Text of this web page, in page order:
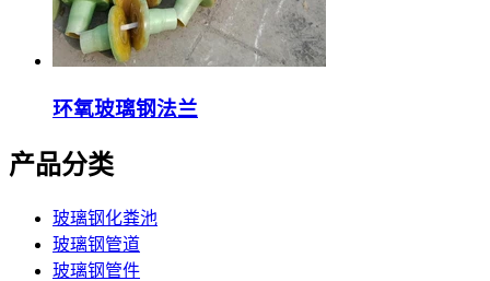
环氧玻璃钢法兰
产品分类
玻璃钢化粪池
玻璃钢管道
玻璃钢管件